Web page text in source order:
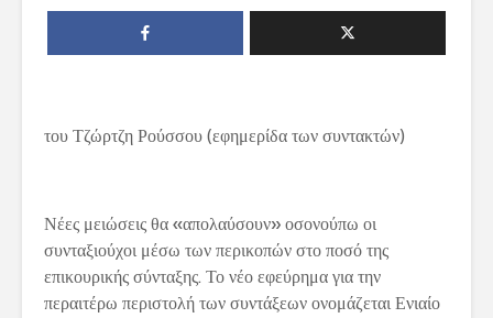
του Τζώρτζη Ρούσσου (εφημερίδα των συντακτών)
Νέες μειώσεις θα «απολαύσουν» οσονούπω οι
συνταξιούχοι μέσω των περικοπών στο ποσό της
επικουρικής σύνταξης. Το νέο εφεύρημα για την
περαιτέρω περιστολή των συντάξεων ονομάζεται Ενιαίο